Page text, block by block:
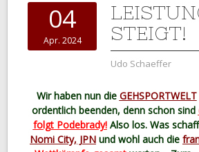
04
Apr. 2024
STEIGT!
Udo Schaeffer
Wir haben nun die GEHSPORTWELT
ordentlich beenden, denn schon sind
folgt Podebrady!Also los. Was
Nomi City, JPN und wohl auch die